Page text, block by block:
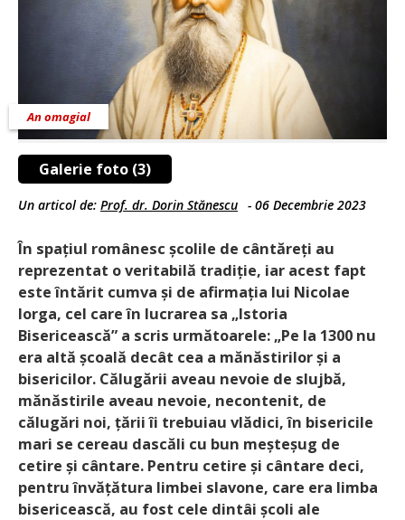
Galerie foto (3)
An omagial
Un articol de: Prof. dr. Dorin Stănescu - 06 Decembrie 2023
În spațiul românesc școlile de cântăreți au
reprezentat o veritabilă tradiție, iar acest fapt
este întărit cumva și de afirmația lui Nicolae
Iorga, cel care în lucrarea sa „Istoria
Bisericească” a scris următoarele: „Pe la 1300 nu
era altă școală decât cea a mănăstirilor și a
bisericilor. Călugării aveau nevoie de slujbă,
mănăstirile aveau nevoie, necontenit, de
călugări noi, țării îi trebuiau vlădici, în bisericile
mari se cereau dascăli cu bun meșteșug de
cetire și cântare. Pentru cetire și cântare deci,
pentru învățătura limbei slavone, care era limba
bisericească, au fost cele dintâi școli ale